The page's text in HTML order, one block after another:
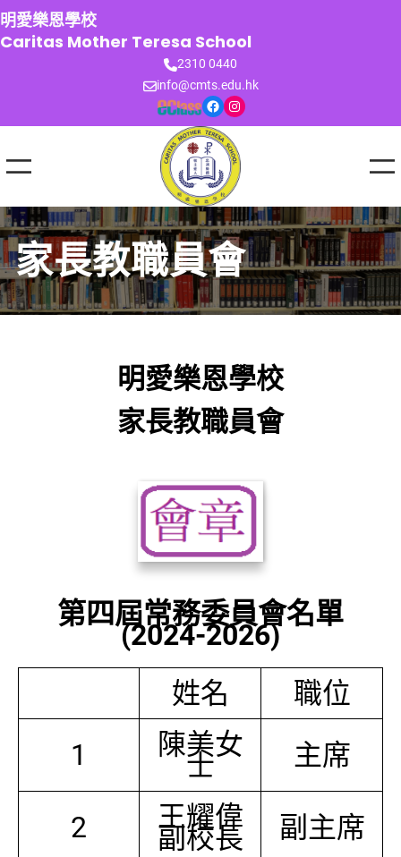
跳
至
主
明愛樂恩學校
Caritas Mother Teresa School
2310 0440
info@cmts.edu.hk
Facebook Instagram
家長教職員會
明愛樂恩學校
家長教職員會
第四屆常務委員會名單
(2024-2026)
姓名
職位
1
陳美女
士 主席
2 王耀偉
副校長 副主席